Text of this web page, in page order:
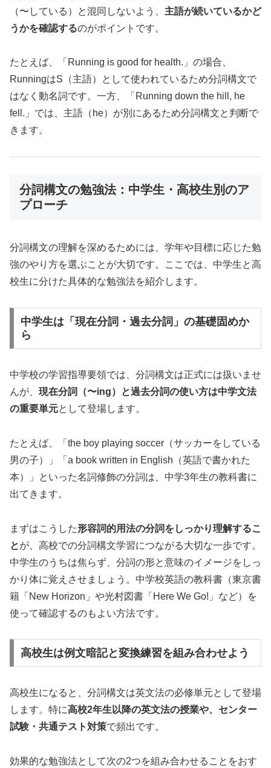
（〜している）と混同しないよう、 主語が続いているかど
うかを確認するのがポイントです。
たとえば、「Running is good for health.」の場合、
RunningはS（主語）として使われているため分詞構文で
はなく動名詞です。一方、「Running down the hill, he
fell.」では、主語（he）が別にあるため分詞構文と判断で
きます。
分詞構文の勉強法：中学生・高校生別のア
プローチ
分詞構文の理解を深めるためには、学年や目標に応じた勉
強のやり方を選ぶことが大切です。ここでは、中学生と高
校生に分けた具体的な勉強法を紹介します。
中学生は「現在分詞・過去分詞」の基礎固めか
ら
中学校の学習指導要領では、分詞構文は正式には扱いませ
んが、 現在分詞（〜ing）と過去分詞の使い方は中学文法
の重要単元として登場します。
たとえば、「the boy playing soccer（サッカーをしている
男の子）」「a book written in English（英語で書かれた
本）」といった名詞修飾の分詞は、中学3年生の教科書に
出てきます。
まずはこうした形容詞的用法の分詞をしっかり理解するこ
とが、高校での分詞構文学習につながる大切な一歩です。
中学生のうちは焦らず、分詞の形と意味のイメージをしっ
かり体に覚えさせましょう。中学校英語の教科書（東京書
籍「New Horizon」や光村図書「Here We Go!」など）を
使って確認するのもよい方法です。
高校生は例文暗記と変換練習を組み合わせよう
高校生になると、分詞構文は英文法の必修単元として登場
します。特に高校2年生以降の英文法の授業や、センター
試験・共通テスト対策で頻出です。
効果的な勉強法として次の2つを組み合わせることをおす